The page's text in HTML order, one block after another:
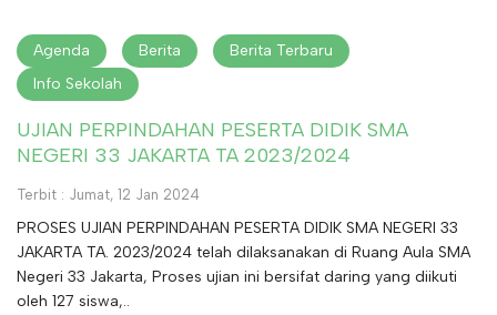
Agenda Berita
Berita Terbaru
Info Sekolah
UJIAN PERPINDAHAN PESERTA DIDIK SMA
NEGERI 33 JAKARTA TA 2023/2024
Terbit : Jumat, 12 Jan 2024
PROSES UJIAN PERPINDAHAN PESERTA DIDIK SMA NEGERI 33
JAKARTA TA. 2023/2024 telah dilaksanakan di Ruang Aula SMA
Negeri 33 Jakarta, Proses ujian ini bersifat daring yang diikuti
oleh 127 siswa,..